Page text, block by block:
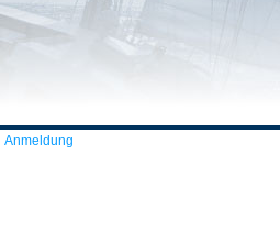
Anmeldung